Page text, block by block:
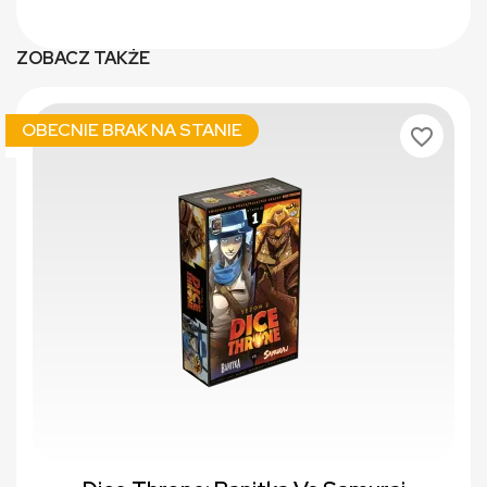
ZOBACZ TAKŻE
OBECNIE BRAK NA STANIE favorite_border